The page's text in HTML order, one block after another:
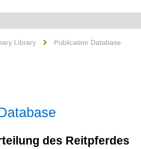
Library
Publication Database
des Reitpferdes